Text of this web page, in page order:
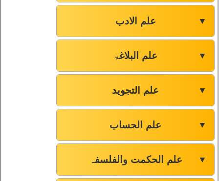
علم الادب ▼
علم البلاغۃ ▼
علم التجوید ▼
علم الحساب ▼
علم الحکمت والفلسفہ ▼